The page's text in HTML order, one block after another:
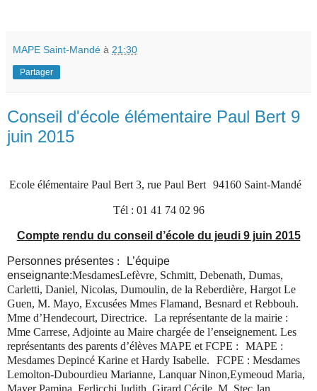
MAPE Saint-Mandé à 21:30
Partager
Conseil d'école élémentaire Paul Bert 9
juin 2015
Ecole élémentaire Paul Bert 3, rue Paul Bert 94160 Saint-Mandé
Tél : 01 41 74 02 96
Compte rendu du conseil d’école du jeudi 9 juin 2015
Personnes présentes :
L’équipe
enseignante:MesdamesLefèvre, Schmitt, Debenath, Dumas,
Carletti, Daniel, Nicolas, Dumoulin, de la Reberdière, Hargot Le
Guen, M. Mayo, Excusées Mmes Flamand, Besnard et Rebbouh.
Mme d’Hendecourt, Directrice. La représentante de la mairie :
Mme Carrese, Adjointe au Maire chargée de l’enseignement. Les
représentants des parents d’élèves MAPE et FCPE : MAPE :
Mesdames Depincé Karine et Hardy Isabelle. FCPE : Mesdames
Lemolton-Dubourdieu Marianne, Lanquar Ninon,Eymeoud Maria,
Mayer Pamina, Ferlicchi Judith, Girard Cécile, M. Stec Jan.